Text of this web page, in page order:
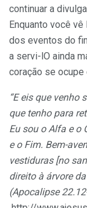
continuar a
Enquanto você
dos eventos do
a servi-lO ainda
coração se ocupe
“E eis que venho
que tenho para
Eu sou o Alfa e o
e o Fim. Bem-
vestiduras [no
direito à árvore
(Apocalipse